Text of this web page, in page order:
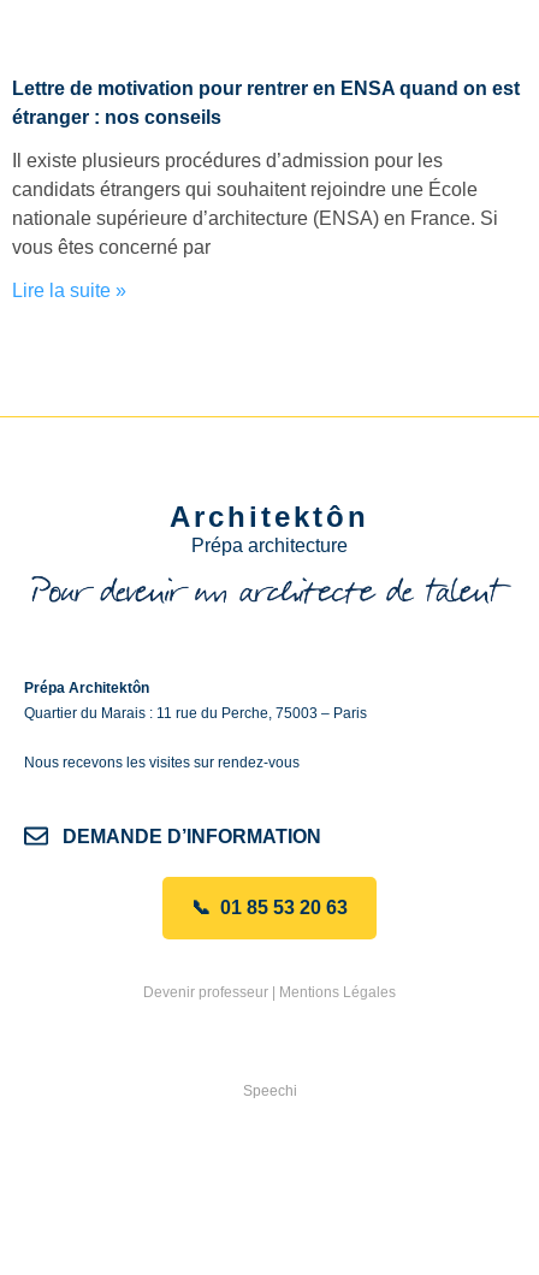
Lettre de motivation pour rentrer en ENSA quand on est
étranger : nos conseils
Il existe plusieurs procédures d’admission pour les
candidats étrangers qui souhaitent rejoindre une École
nationale supérieure d’architecture (ENSA) en France. Si
vous êtes concerné par
Lire la suite »
Architektôn
Prépa architecture
Prépa Architektôn
Quartier du Marais : 11 rue du Perche, 75003 – Paris
Nous recevons les visites sur rendez-vous
DEMANDE D’INFORMATION
📞 01 85 53 20 63
Devenir professeur | Mentions Légales
Speechi